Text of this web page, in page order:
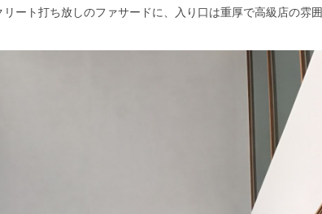
ート打ち放しのファサードに、入り口は重厚で高級店の雰囲